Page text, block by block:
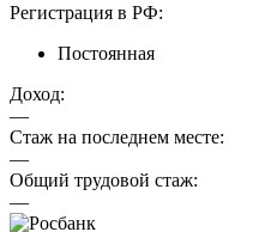
Регистрация в РФ:
Постоянная
Доход:
—
Стаж на последнем месте:
—
Общий трудовой стаж:
—